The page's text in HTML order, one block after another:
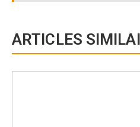
ARTICLES